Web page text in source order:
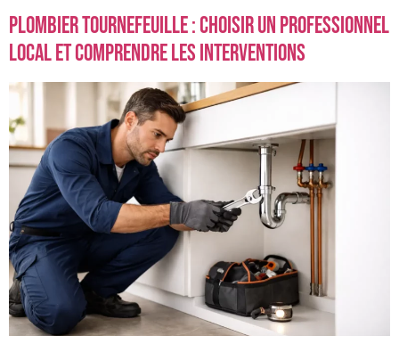
Plombier tournefeuille : choisir un professionnel
local et comprendre les interventions